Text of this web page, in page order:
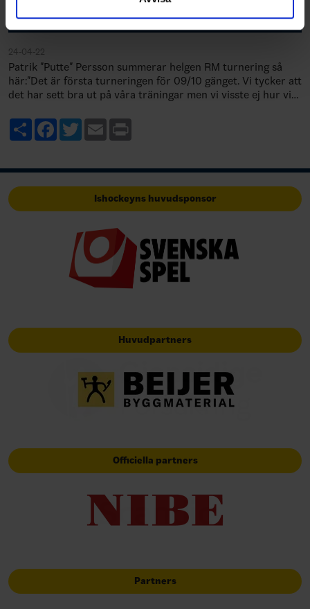
24-04-22
Patrik "Putte" Persson summerar helgen RM turnering så
här:"Det är första turneringen för 09/10 gänget. Vi tycker att
det har sett bra ut på våra träningar men vi visste ej hur vi
ShareFacebook
TwitterEmail
Ishockeyns huvudsponsor
Huvudpartners
Officiella partners
Partners